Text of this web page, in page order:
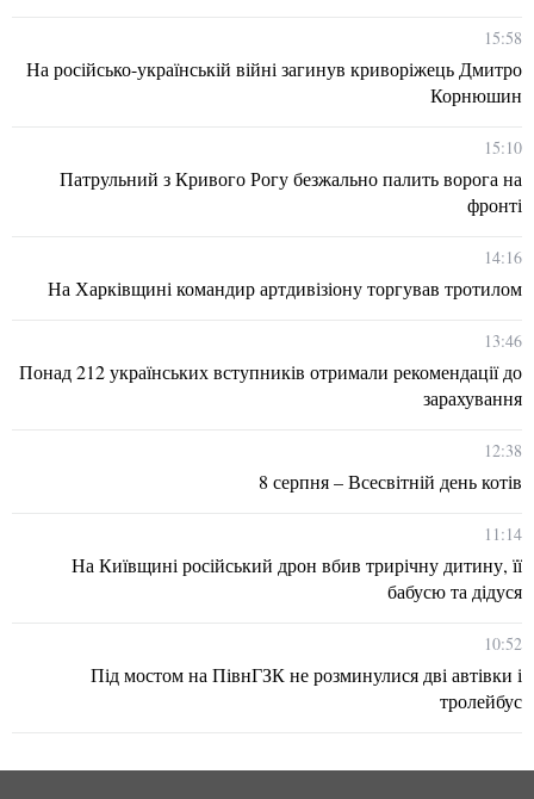
15:58
На російсько-українській війні загинув криворіжець Дмитро
Корнюшин
15:10
Патрульний з Кривого Рогу безжально палить ворога на
фронті
14:16
На Харківщині командир артдивізіону торгував тротилом
13:46
Понад 212 українських вступників отримали рекомендації до
зарахування
12:38
8 серпня – Всесвітній день котів
11:14
На Київщині російський дрон вбив трирічну дитину, її
бабусю та дідуся
10:52
Під мостом на ПівнГЗК не розминулися дві автівки і
тролейбус